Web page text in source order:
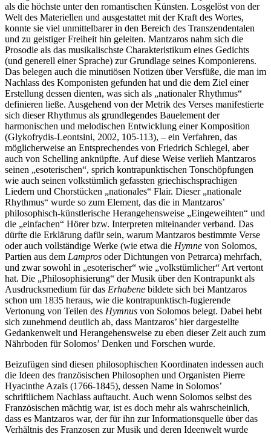
als die höchste unter den romantischen Künsten. Losgelöst von der
Welt des Materiellen und ausgestattet mit der Kraft des Wortes,
konnte sie viel unmittelbarer in den Bereich des Transzendentalen
und zu geistiger Freiheit hin geleiten. Mantzaros nahm sich die
Prosodie als das musikalischste Charakteristikum eines Gedichts
(und generell einer Sprache) zur Grundlage seines Komponierens.
Das belegen auch die minutiösen Notizen über Versfüße, die man im
Nachlass des Komponisten gefunden hat und die dem Ziel einer
Erstellung dessen dienten, was sich als „nationaler Rhythmus“
definieren ließe. Ausgehend von der Metrik des Verses manifestierte
sich dieser Rhythmus als grundlegendes Bauelement der
harmonischen und melodischen Entwicklung einer Komposition
(Glykofrydis-Leontsini, 2002, 105-113), – ein Verfahren, das
möglicherweise an Entsprechendes von Friedrich Schlegel, aber
auch von Schelling anknüpfte. Auf diese Weise verlieh Mantzaros
seinen „esoterischen“, sprich kontrapunktischen Tonschöpfungen
wie auch seinen volkstümlich gefassten griechischsprachigen
Liedern und Chorstücken „nationales“ Flair. Dieser „nationale
Rhythmus“ wurde so zum Element, das die in Mantzaros’
philosophisch-künstlerische Herangehensweise „Eingeweihten“ und
die „einfachen“ Hörer bzw. Interpreten miteinander verband. Das
dürfte die Erklärung dafür sein, warum Mantzaros bestimmte Verse
oder auch vollständige Werke (wie etwa die Hymne von Solomos,
Partien aus dem Lampros oder Dichtungen von Petrarca) mehrfach,
und zwar sowohl in „esoterischer“ wie „volkstümlicher“ Art vertont
hat. Die „Philosophisierung“ der Musik über den Kontrapunkt als
Ausdrucksmedium für das Erhabene bildete sich bei Mantzaros
schon um 1835 heraus, wie die kontrapunktisch-fugierende
Vertonung von Teilen des Hymnus von Solomos belegt. Dabei hebt
sich zunehmend deutlich ab, dass Mantzaros’ hier dargestellte
Gedankenwelt und Herangehensweise zu eben dieser Zeit auch zum
Nährboden für Solomos’ Denken und Forschen wurde.
Beizufügen sind diesen philosophischen Koordinaten indessen auch
die Ideen des französischen Philosophen und Organisten Pierre
Hyacinthe Azaïs (1766-1845), dessen Name in Solomos’
schriftlichem Nachlass auftaucht. Auch wenn Solomos selbst des
Französischen mächtig war, ist es doch mehr als wahrscheinlich,
dass es Mantzaros war, der für ihn zur Informationsquelle über das
Verhältnis des Franzosen zur Musik und deren Ideenwelt wurde